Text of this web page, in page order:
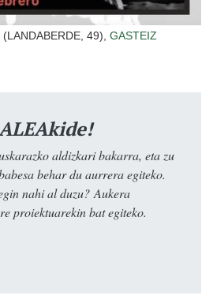
49), GASTEIZ
aldizkari bakarra, eta zu
behar du aurrera egiteko.
nahi al duzu? Aukera
proiektuarekin bat egiteko.